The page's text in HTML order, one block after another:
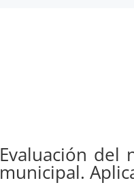
Evaluación del
municipal.